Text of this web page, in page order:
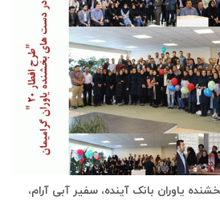
بخشنده یاوران بانک آینده، سفیر آبی آرام،